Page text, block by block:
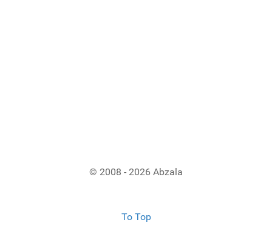
© 2008 - 2026 Abzala
To Top